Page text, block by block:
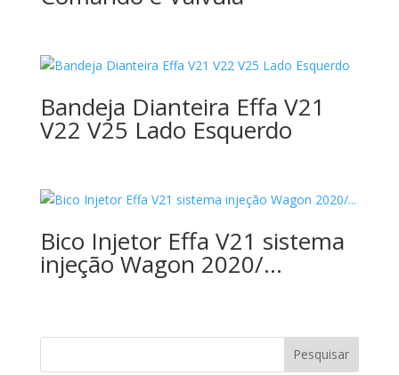
Bandeja Dianteira Effa V21
V22 V25 Lado Esquerdo
Bico Injetor Effa V21 sistema
injeção Wagon 2020/…
Pesquisar